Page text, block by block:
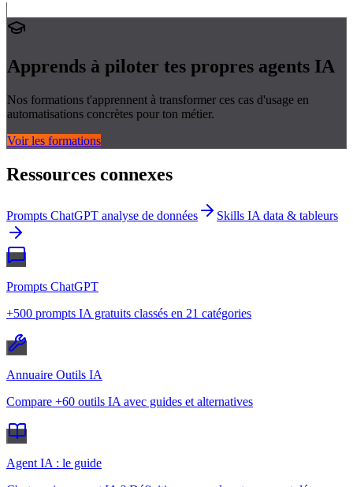
Apprends à piloter tes propres agents IA
Nos formations t'apprennent à transformer ces cas d'usage en
automatisations concrètes pour ton métier.
Voir les formations
Ressources connexes
Prompts ChatGPT analyse de données Skills IA data & tableurs
Prompts ChatGPT
+500 prompts IA gratuits classés en 21 catégories
Annuaire Outils IA
Compare +60 outils IA avec guides et alternatives
Agent IA : le guide